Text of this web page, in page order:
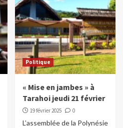
Politique
« Mise en jambes » à
Tarahoi jeudi 21 février
19 février 2025 0
L’assemblée de la Polynésie